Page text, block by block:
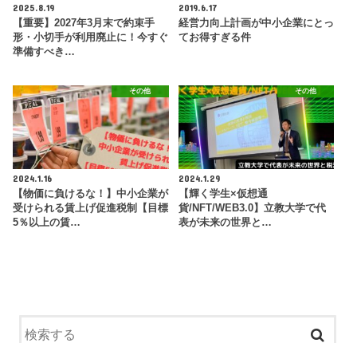
2025.8.19
【重要】2027年3月末で約束手
形・小切手が利用廃止に！今すぐ
準備すべき…
2019.6.17
経営力向上計画が中小企業にとっ
てお得すぎる件
その他
2024.1.16
【物価に負けるな！】中小企業が
受けられる賃上げ促進税制【目標
5％以上の賃…
その他
2024.1.29
【輝く学生×仮想通
貨/NFT/WEB3.0】立教大学で代
表が未来の世界と…